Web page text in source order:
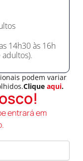
14h30 às 16h
podem variar
Clique aqui.
entrará em